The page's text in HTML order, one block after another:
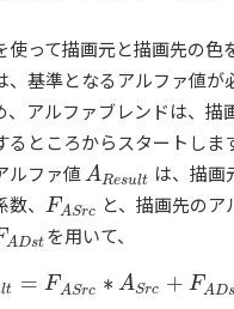
使って描画元と描画先の色
、基準となるアルファ値が
、アルファブレンドは、描
るところからスタートしま
ルファ値 AResult
AResult は、描画
、 FASrc
FASrc と、描画先の
ADst
ADst を用いて、
lt = F ASrc ∗ ASrc + F A D
R esult=FAS rc ∗ASr c+ FADst